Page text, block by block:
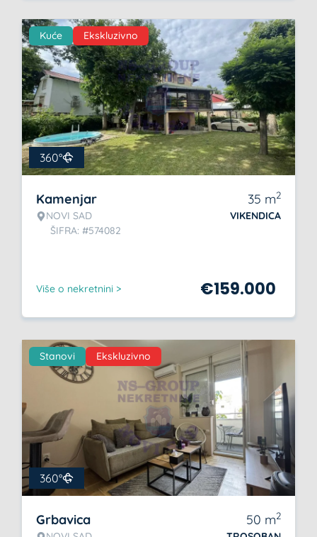
Kuće Ekskluzivno
360°
Kamenjar
NOVI SAD
ŠIFRA: #574082
35 m2
VIKENDICA
Više o nekretnini > €159.000
Stanovi Ekskluzivno
360°
Grbavica 50 m2